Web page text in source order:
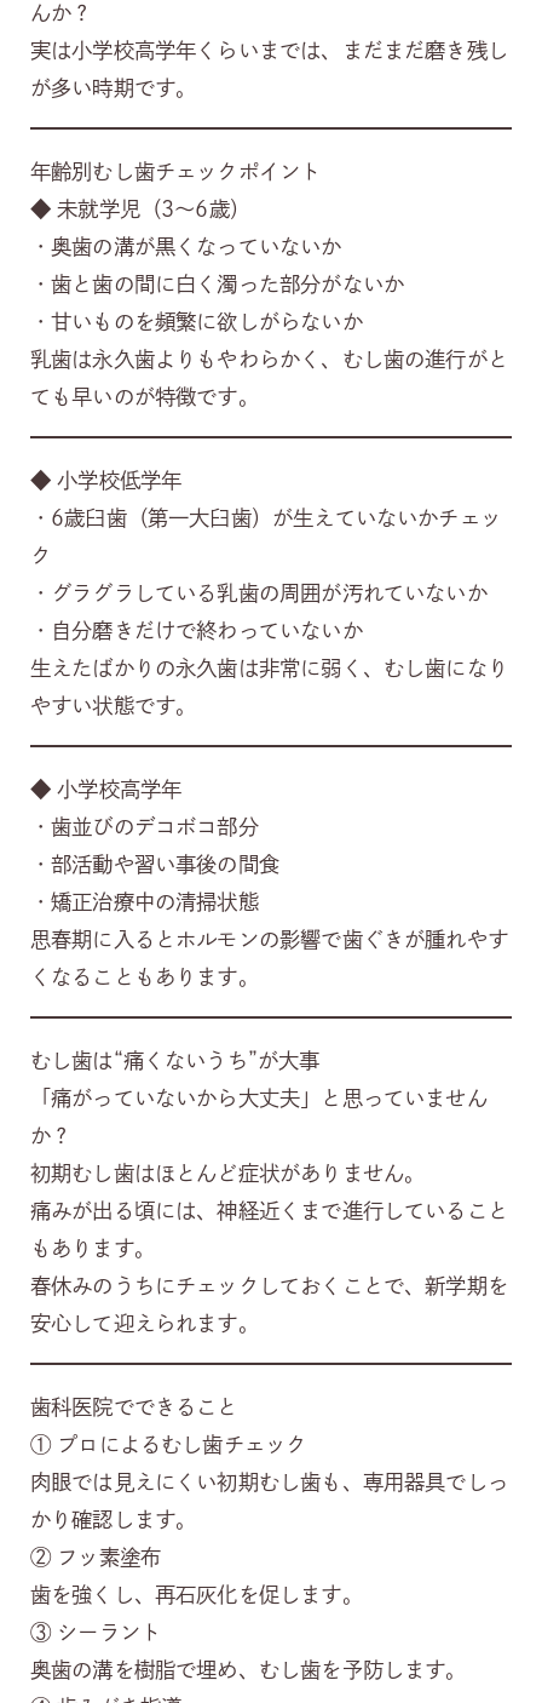
んか？
実は小学校高学年くらいまでは、まだまだ磨き残し
が多い時期です。
年齢別むし歯チェックポイント
◆ 未就学児（3～6歳）
・奥歯の溝が黒くなっていないか
・歯と歯の間に白く濁った部分がないか
・甘いものを頻繁に欲しがらないか
乳歯は永久歯よりもやわらかく、むし歯の進行がと
ても早いのが特徴です。
◆ 小学校低学年
・6歳臼歯（第一大臼歯）が生えていないかチェッ
ク
・グラグラしている乳歯の周囲が汚れていないか
・自分磨きだけで終わっていないか
生えたばかりの永久歯は非常に弱く、むし歯になり
やすい状態です。
◆ 小学校高学年
・歯並びのデコボコ部分
・部活動や習い事後の間食
・矯正治療中の清掃状態
思春期に入るとホルモンの影響で歯ぐきが腫れやす
くなることもあります。
むし歯は“痛くないうち”が大事
「痛がっていないから大丈夫」と思っていません
か？
初期むし歯はほとんど症状がありません。
痛みが出る頃には、神経近くまで進行していること
もあります。
春休みのうちにチェックしておくことで、新学期を
安心して迎えられます。
歯科医院でできること
① プロによるむし歯チェック
肉眼では見えにくい初期むし歯も、専用器具でしっ
かり確認します。
② フッ素塗布
歯を強くし、再石灰化を促します。
③ シーラント
奥歯の溝を樹脂で埋め、むし歯を予防します。